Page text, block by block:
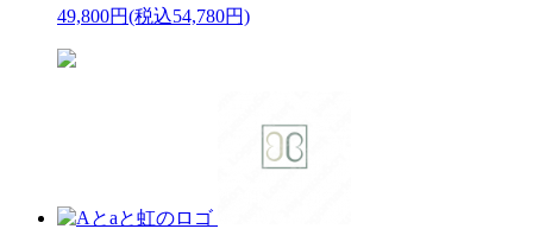
49,800円(税込54,780円)